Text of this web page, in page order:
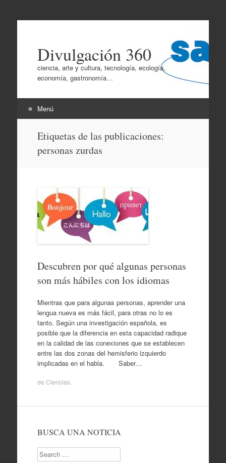
Divulgación 360
ciencia, arte y cultura, tecnología, ecología,
economía, gastronomía…
Menú
contenido
Etiquetas de las publicaciones:
personas zurdas
Descubren por qué algunas personas
son más hábiles con los idiomas
Mientras que para algunas personas, aprender una
lengua nueva es más fácil, para otras no lo es
tanto. Según una investigación española, es
posible que la diferencia en esta capacidad radique
en la calidad de las conexiones que se establecen
entre las dos zonas del hemisferio izquierdo
implicadas en el habla. Saber…
de Ciencias.
BUSCA UNA NOTICIA
Search